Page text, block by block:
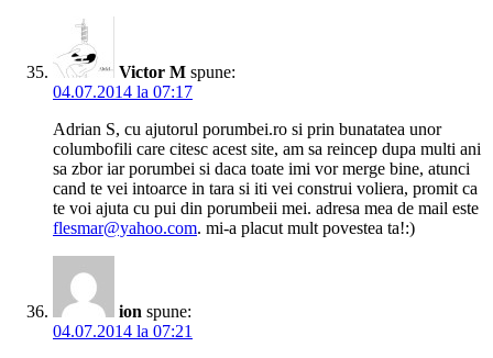
Victor M spune:
04.07.2014 la 07:17
Adrian S, cu ajutorul porumbei.ro si prin bunatatea unor
columbofili care citesc acest site, am sa reincep dupa multi ani
sa zbor iar porumbei si daca toate imi vor merge bine, atunci
cand te vei intoarce in tara si iti vei construi voliera, promit ca
te voi ajuta cu pui din porumbeii mei. adresa mea de mail este
flesmar@yahoo.com. mi-a placut mult povestea ta!:)
ion spune:
04.07.2014 la 07:21